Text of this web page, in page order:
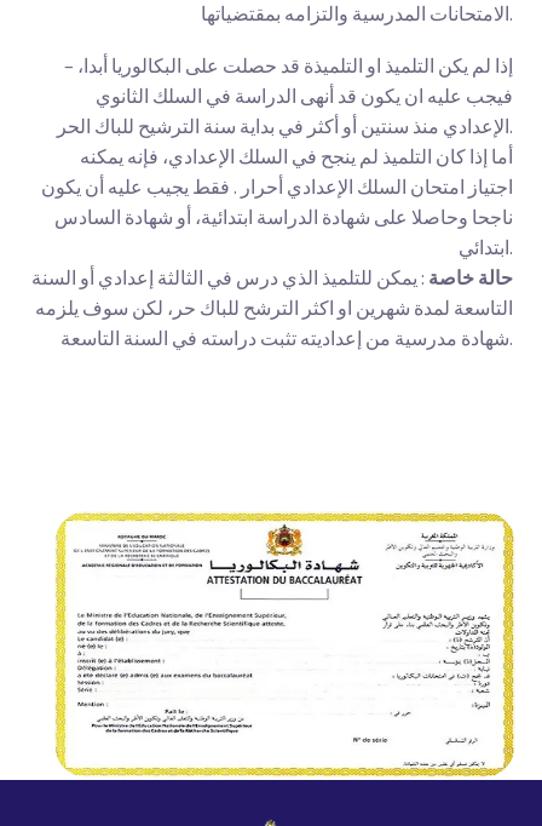
الامتحانات المدرسية والتزامه بمقتضياتها.
– ‏‏إذا لم ‏يكن التلميذ او التلميذة قد حصلت على البكالوريا أبدا،
فيجب عليه ان يكون قد أنهى الدراسة في السلك الثانوي
الإعدادي منذ سنتين أو أكثر في بداية سنة الترشيح للباك الحر.
اجتياز امتحان السلك الإعدادي أحرار . فقط يجيب عليه أن يكون
ناجحا وحاصلا على شهادة الدراسة ابتدائية، أو شهادة السادس
ابتدائي.
حالة خاصة : يمكن للتلميذ الذي درس في الثالثة إعدادي أو السنة
التاسعة لمدة شهرين او اكثر الترشح للباك حر، لكن سوف يلزمه
شهادة مدرسية من إعداديته تثبت دراسته في السنة التاسعة.